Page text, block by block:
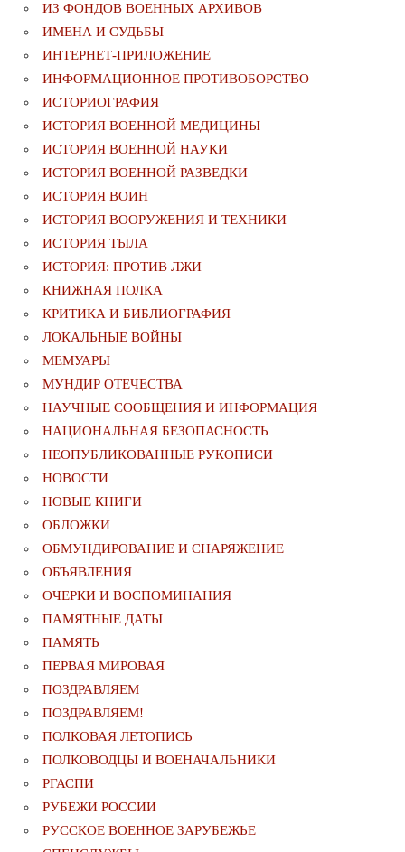
ИЗ ФОНДОВ ВОЕННЫХ АРХИВОВ
ИМЕНА И СУДЬБЫ
ИНТЕРНЕТ-ПРИЛОЖЕНИЕ
ИНФОРМАЦИОННОЕ ПРОТИВОБОРСТВО
ИСТОРИОГРАФИЯ
ИСТОРИЯ ВОЕННОЙ МЕДИЦИНЫ
ИСТОРИЯ ВОЕННОЙ НАУКИ
ИСТОРИЯ ВОЕННОЙ РАЗВЕДКИ
ИСТОРИЯ ВОИН
ИСТОРИЯ ВООРУЖЕНИЯ И ТЕХНИКИ
ИСТОРИЯ ТЫЛА
ИСТОРИЯ: ПРОТИВ ЛЖИ
КНИЖНАЯ ПОЛКА
КРИТИКА И БИБЛИОГРАФИЯ
ЛОКАЛЬНЫЕ ВОЙНЫ
МЕМУАРЫ
МУНДИР ОТЕЧЕСТВА
НАУЧНЫЕ СООБЩЕНИЯ И ИНФОРМАЦИЯ
НАЦИОНАЛЬНАЯ БЕЗОПАСНОСТЬ
НЕОПУБЛИКОВАННЫЕ РУКОПИСИ
НОВОСТИ
НОВЫЕ КНИГИ
ОБЛОЖКИ
ОБМУНДИРОВАНИЕ И СНАРЯЖЕНИЕ
ОБЪЯВЛЕНИЯ
ОЧЕРКИ И ВОСПОМИНАНИЯ
ПАМЯТНЫЕ ДАТЫ
ПАМЯТЬ
ПЕРВАЯ МИРОВАЯ
ПОЗДРАВЛЯЕМ
ПОЗДРАВЛЯЕМ!
ПОЛКОВАЯ ЛЕТОПИСЬ
ПОЛКОВОДЦЫ И ВОЕНАЧАЛЬНИКИ
РГАСПИ
РУБЕЖИ РОССИИ
РУССКОЕ ВОЕННОЕ ЗАРУБЕЖЬЕ